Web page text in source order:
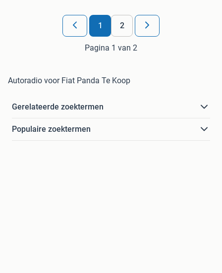
1 2
Pagina 1 van 2
Autoradio voor Fiat Panda Te Koop
Gerelateerde zoektermen
Populaire zoektermen